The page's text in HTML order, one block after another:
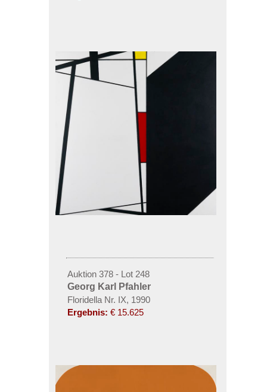
Auktion 378 - Lot 248
Georg Karl Pfahler
Floridella Nr. IX, 1990
Ergebnis: € 15.625